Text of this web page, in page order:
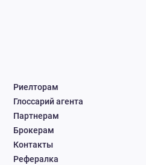
Риелторам
Глоссарий агента
Партнерам
Брокерам
Контакты
Рефералка